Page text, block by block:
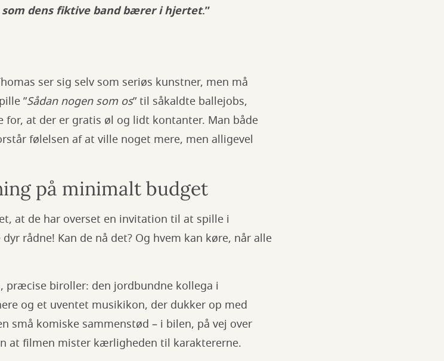
dens fiktive band bærer i hjertet.”
ser sig selv som seriøs kunstner, men må
”Sådan nogen som os” til såkaldte ballejobs,
for, at der er gratis øl og lidt kontanter. Man både
følelsen af at ville noget mere, men alligevel
på minimalt budget
at de har overset en invitation til at spille i
rådne! Kan de nå det? Og hvem kan køre, når alle
præcise biroller: den jordbundne kollega i
og et uventet musikikon, der dukker op med
små komiske sammenstød – i bilen, på vej over
at filmen mister kærligheden til karaktererne.